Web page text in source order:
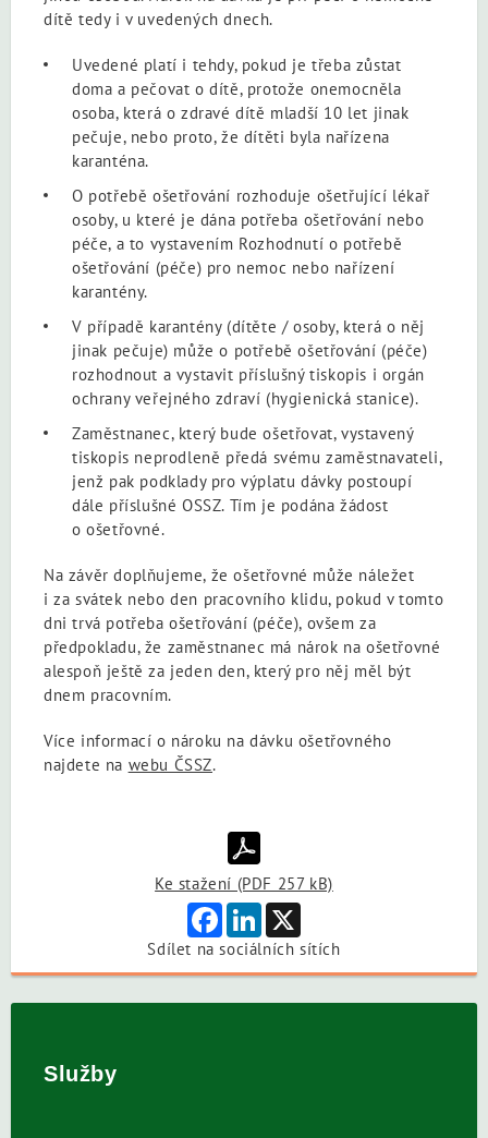
dítě tedy i v uvedených dnech.
Uvedené platí i tehdy, pokud je třeba zůstat
doma a pečovat o dítě, protože onemocněla
osoba, která o zdravé dítě mladší 10 let jinak
pečuje, nebo proto, že dítěti byla nařízena
karanténa.
O potřebě ošetřování rozhoduje ošetřující lékař
osoby, u které je dána potřeba ošetřování nebo
péče, a to vystavením Rozhodnutí o potřebě
ošetřování (péče) pro nemoc nebo nařízení
karantény.
V případě karantény (dítěte / osoby, která o něj
jinak pečuje) může o potřebě ošetřování (péče)
rozhodnout a vystavit příslušný tiskopis i orgán
ochrany veřejného zdraví (hygienická stanice).
Zaměstnanec, který bude ošetřovat, vystavený
tiskopis neprodleně předá svému zaměstnavateli,
jenž pak podklady pro výplatu dávky postoupí
dále příslušné OSSZ. Tím je podána žádost
o ošetřovné.
Na závěr doplňujeme, že ošetřovné může náležet
i za svátek nebo den pracovního klidu, pokud v tomto
dni trvá potřeba ošetřování (péče), ovšem za
předpokladu, že zaměstnanec má nárok na ošetřovné
alespoň ještě za jeden den, který pro něj měl být
dnem pracovním.
Více informací o nároku na dávku ošetřovného
najdete na webu ČSSZ.
Ke stažení (PDF 257 kB)
FacebookLinkedIn
Sdílet na sociálních sítích
Služby